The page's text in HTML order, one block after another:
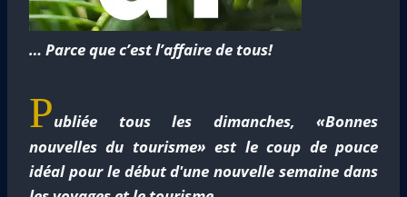
… Parce que c’est l’affaire de tous!
Publiée tous les dimanches, «Bonnes
nouvelles du tourisme» est le coup de pouce
idéal pour le début d'une nouvelle semaine dans